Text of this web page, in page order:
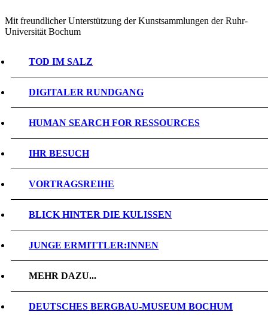
Mit freundlicher Unterstützung der Kunstsammlungen der Ruhr-
Universität Bochum
TOD IM SALZ
DIGITALER RUNDGANG
HUMAN SEARCH FOR RESSOURCES
IHR BESUCH
VORTRAGSREIHE
BLICK HINTER DIE KULISSEN
JUNGE ERMITTLER:INNEN
MEHR DAZU...
DEUTSCHES BERGBAU-MUSEUM BOCHUM